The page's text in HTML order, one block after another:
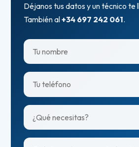
Déjanos tus datos y un técnico te
También al+34 697 242 061.